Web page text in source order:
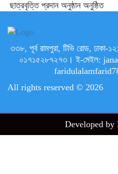
ছাত্রবৃত্তি প্রদান অনুষ্ঠান অনুষ্ঠিত
৩৩৮, পূর্ব রামপুরা, টিভি রোড,
০১৭১৫২৮৭২৭৩। ই-মেইল:
All rights reserved © 2026
Developed by